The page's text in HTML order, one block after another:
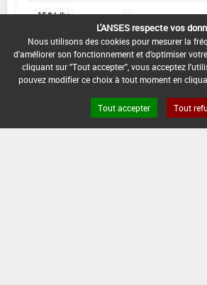
15,8 L/ha -
INTERVALLE MINIMUM ENTRE
-
DATE DE RETRAIT DE L'USAGE :
L'ANSES respecte vos
Nous utilisons des cookies pour mesurer la
d'améliorer son fonctionnement et d'optimiser
cliquant sur "Tout accepter", vous acceptez
pouvez modifier ce choix à tout moment en
Tout accepter Tout